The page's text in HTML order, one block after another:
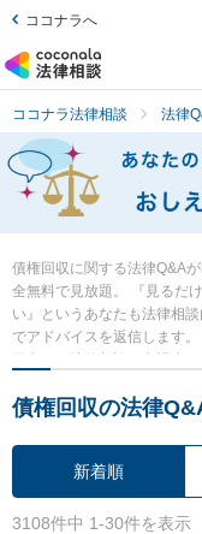
ココナラへ
ココナラ法律相談 法律
債権回収に関する法律Q&A
全無料で見放題。 『見るだ
い』というあなたも法律相
でアドバイスを返信します
日多くの法律相談に弁護士
債権回収の法律
新着順
3108件中 1-30件を表示